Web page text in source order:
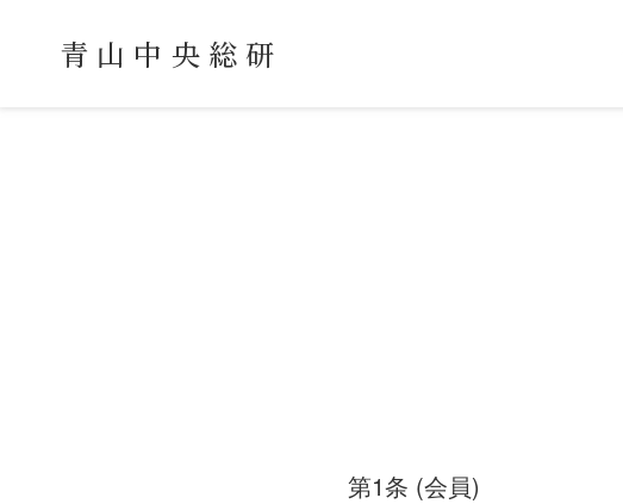
青山中央総研
第1条 (会員)